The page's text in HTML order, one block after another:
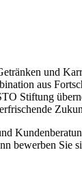
und
aus
Stiftung
bewerben Sie